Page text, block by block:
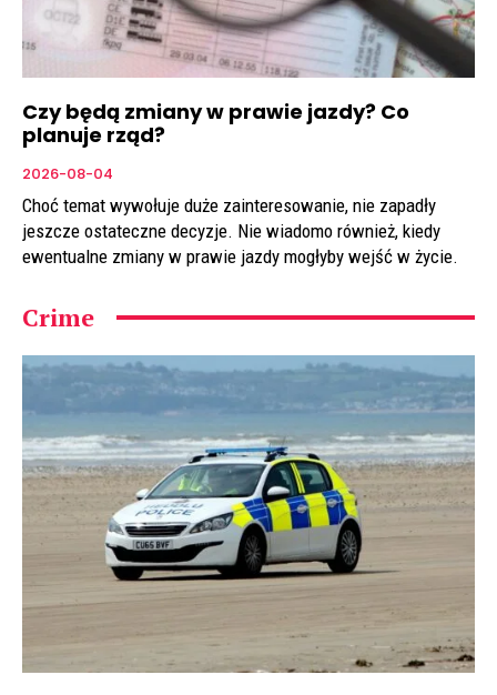
Czy będą zmiany w prawie jazdy? Co
planuje rząd?
2026-08-04
Choć temat wywołuje duże zainteresowanie, nie zapadły
jeszcze ostateczne decyzje. Nie wiadomo również, kiedy
ewentualne zmiany w prawie jazdy mogłyby wejść w życie.
Crime